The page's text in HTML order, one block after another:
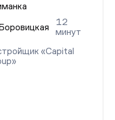
12
минут
«Capital